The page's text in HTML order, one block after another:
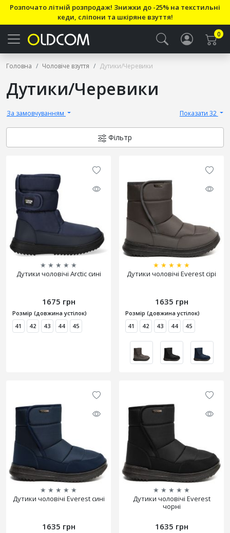
Розпочато літній розпродаж! Знижки до -25% на текстильні
кеди, сліпони та шкіряне взуття!
0
Головна Чоловіче взуття Дутики/Черевики
Дутики/Черевики
За замовчуванням Показати 32
Фільтр
★ ★ ★ ★ ★
Дутики чоловічі Arctic сині
1675 грн
Розмір (довжина устілок)
41
42 43 44 45
★ ★ ★ ★ ★
Дутики чоловічі Everest сірі
1635 грн
Розмір (довжина устілок)
41
42 43 44 45
★ ★ ★ ★ ★
Дутики чоловічі Everest сині
1635 грн
★ ★ ★ ★ ★
Дутики чоловічі Everest
чорні
1635 грн